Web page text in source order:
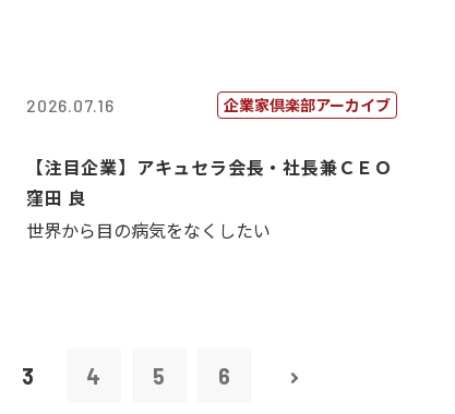
2026.07.16 企業家倶楽部アーカイブ
【注目企業】アキュセラ会長・社長兼ＣＥＯ
窪田 良
世界から目の病気をなくしたい
3 4 5 6